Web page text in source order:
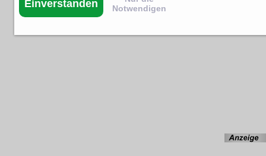
Einverstanden
Notwendigen